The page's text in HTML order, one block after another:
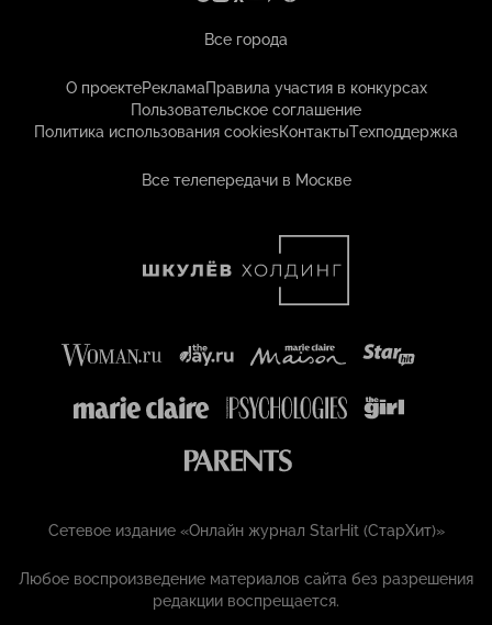
Все города
О проектеРекламаПравила участия в конкурсах
Пользовательское соглашение
Политика использования cookiesКонтактыТехподдержка
Все телепередачи в Москве
Сетевое издание «Онлайн журнал StarHit (СтарХит)»
Любое воспроизведение материалов сайта без разрешения
редакции воспрещается.